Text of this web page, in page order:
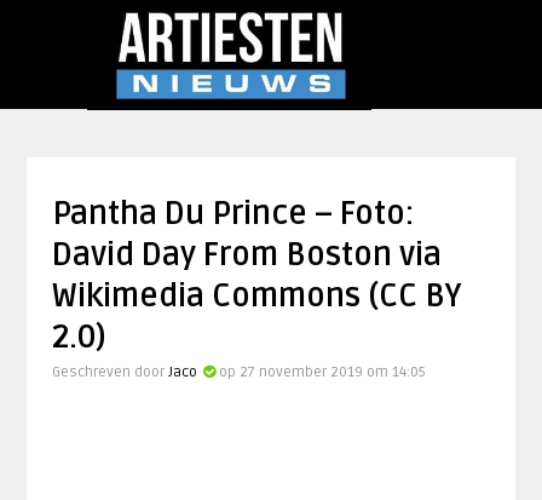
Pantha Du Prince – Foto:
David Day From Boston via
Wikimedia Commons (CC BY
2.0)
Geschreven door Jaco op 27 november 2019 om 14:05